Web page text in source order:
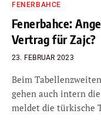
FENERBAHCE
Fenerbahce:
Vertrag für Zajc?
23. FEBRUAR 2023
Beim
gehen auch intern
meldet die türkische